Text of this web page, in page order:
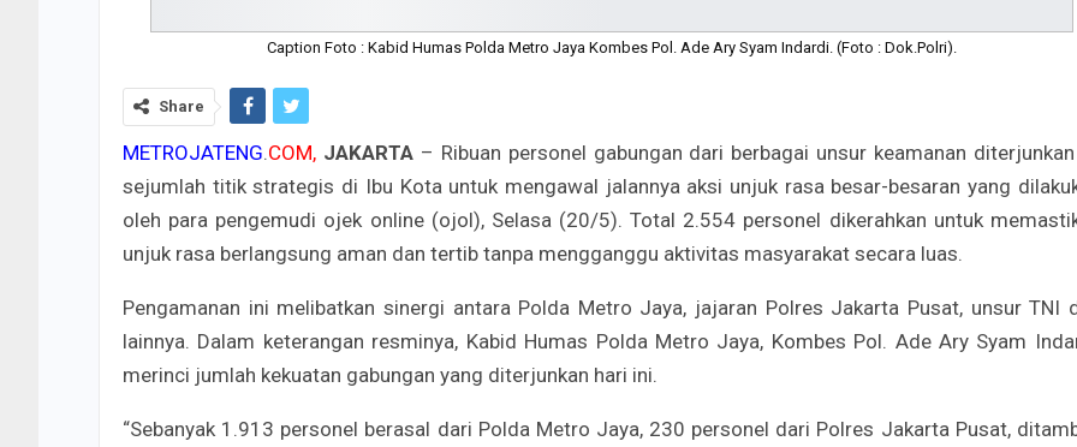
Caption Foto : Kabid Humas Polda Metro Jaya Kombes Pol. Ade Ary Syam Indardi. (Foto : Dok.Polri).
Share
METROJATENG.COM, JAKARTA– Ribuan personel gabungan dari berbagai unsur keamanan
sejumlah titik strategis di Ibu Kota untuk mengawal jalannya aksi unjuk rasa besar-besaran yang
oleh para pengemudi ojek online (ojol), Selasa (20/5). Total 2.554 personel dikerahkan untuk
unjuk rasa berlangsung aman dan tertib tanpa mengganggu aktivitas masyarakat secara luas.
Pengamanan ini melibatkan sinergi antara Polda Metro Jaya, jajaran Polres Jakarta Pusat, unsur TNI
lainnya. Dalam keterangan resminya, Kabid Humas Polda Metro Jaya, Kombes Pol. Ade Ary Syam
merinci jumlah kekuatan gabungan yang diterjunkan hari ini.
“Sebanyak 1.913 personel berasal dari Polda Metro Jaya, 230 personel dari Polres Jakarta Pusat,